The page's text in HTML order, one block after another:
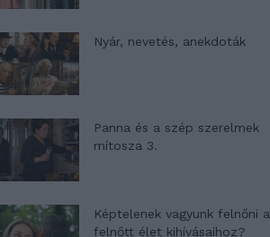
Nyár, nevetés, anekdoták
Panna és a szép szerelmek
mítosza 3.
Képtelenek vagyunk felnőni a
felnőtt élet kihívásaihoz?